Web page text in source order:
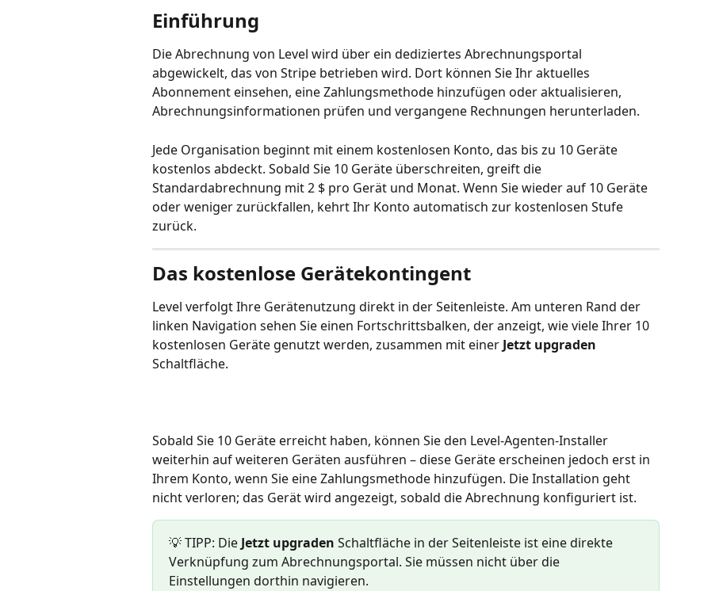
Einführung
Die Abrechnung von Level wird über ein dediziertes Abrechnungsportal
abgewickelt, das von Stripe betrieben wird. Dort können Sie Ihr aktuelles
Abonnement einsehen, eine Zahlungsmethode hinzufügen oder aktualisieren,
Abrechnungsinformationen prüfen und vergangene Rechnungen herunterladen.
Jede Organisation beginnt mit einem kostenlosen Konto, das bis zu 10 Geräte
kostenlos abdeckt. Sobald Sie 10 Geräte überschreiten, greift die
Standardabrechnung mit 2 $ pro Gerät und Monat. Wenn Sie wieder auf 10 Geräte
oder weniger zurückfallen, kehrt Ihr Konto automatisch zur kostenlosen Stufe
zurück.
Das kostenlose Gerätekontingent
Level verfolgt Ihre Gerätenutzung direkt in der Seitenleiste. Am unteren Rand der
linken Navigation sehen Sie einen Fortschrittsbalken, der anzeigt, wie viele Ihrer 10
kostenlosen Geräte genutzt werden, zusammen mit einer Jetzt upgraden
Schaltfläche.
Sobald Sie 10 Geräte erreicht haben, können Sie den Level-Agenten-Installer
weiterhin auf weiteren Geräten ausführen – diese Geräte erscheinen jedoch erst in
Ihrem Konto, wenn Sie eine Zahlungsmethode hinzufügen. Die Installation geht
nicht verloren; das Gerät wird angezeigt, sobald die Abrechnung konfiguriert ist.
💡 TIPP: Die Jetzt upgraden Schaltfläche in der Seitenleiste ist eine direkte
Verknüpfung zum Abrechnungsportal. Sie müssen nicht über die
Einstellungen dorthin navigieren.